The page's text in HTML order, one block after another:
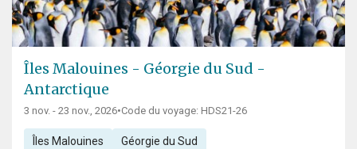
Îles Malouines - Géorgie du Sud -
Antarctique
3 nov. - 23 nov., 2026•Code du voyage: HDS21-26
Îles Malouines Géorgie du Sud